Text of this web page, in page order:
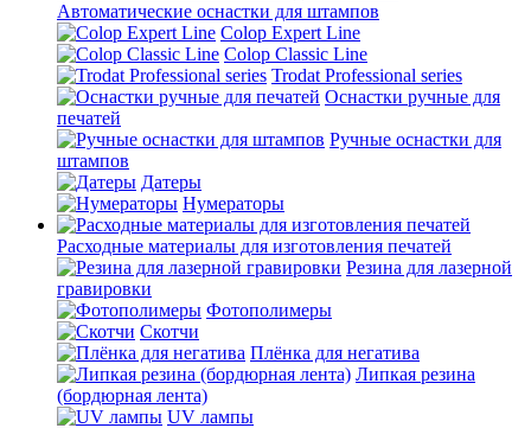
Автоматические оснастки для штампов
Colop Expert Line
Colop Classic Line
Trodat Professional series
Оснастки ручные для
печатей
Ручные оснастки для
штампов
Датеры
Нумераторы
Расходные материалы для изготовления печатей
Резина для лазерной
гравировки
Фотополимеры
Скотчи
Плёнка для негатива
Липкая резина
(бордюрная лента)
UV лампы